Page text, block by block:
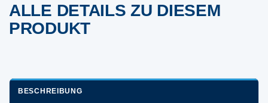
ALLE DETAILS ZU DIESEM
PRODUKT
BESCHREIBUNG